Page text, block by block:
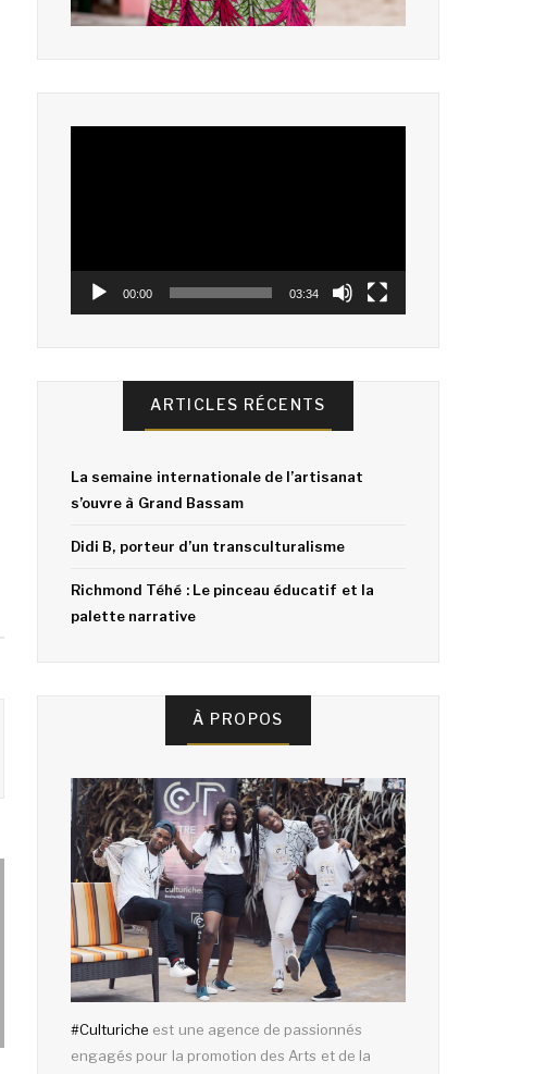
00:00 03:34
ARTICLES RÉCENTS
La semaine internationale de l’artisanat
s’ouvre à Grand Bassam
Didi B, porteur d’un transculturalisme
Richmond Téhé : Le pinceau éducatif et la
palette narrative
À PROPOS
#Culturiche est une agence de passionnés
engagés pour la promotion des Arts et de la